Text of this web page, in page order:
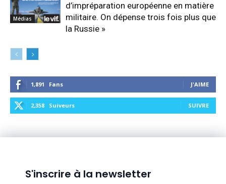
Médias
d’impréparation européenne en matière
militaire. On dépense trois fois plus que
la Russie »
1,891 Fans J'AIME
2,358 Suiveurs SUIVRE
S'inscrire à la newsletter